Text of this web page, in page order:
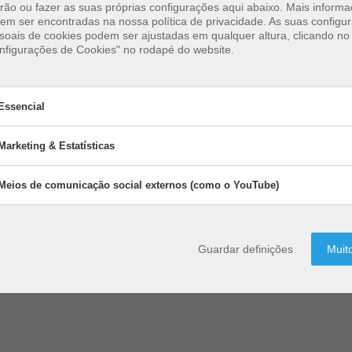
ou fazer as suas próprias configurações aqui abaixo. Mais
ser encontradas na nossa política de privacidade. As suas
de cookies podem ser ajustadas em qualquer altura, clicando no
de Cookies" no rodapé do website.
Essencial
essenciais permitem funções básicas e são necessários para o
Marketing & Estatísticas
Marketing & Estatísticas
terceiros ou editoras para exibir
personalizada. Fazem-no através do
Activar
Meios de comunicação social externos (como o YouTube)
Meios de comunicação social
(como o YouTube)
(como
Guardar definições
para jogar em
BeachUp